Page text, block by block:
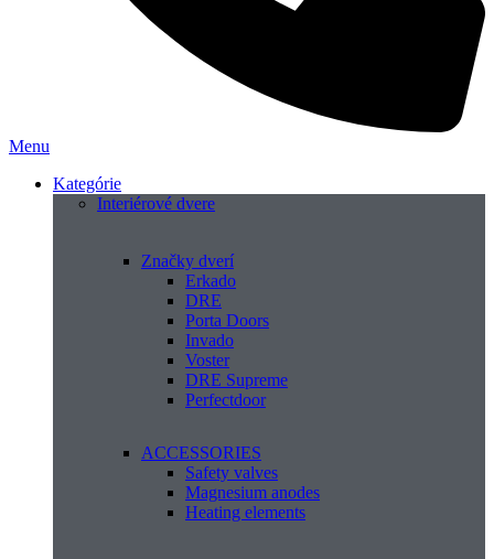
Menu
Kategórie
Interiérové dvere
Značky dverí
Erkado
DRE
Porta Doors
Invado
Voster
DRE Supreme
Perfectdoor
ACCESSORIES
Safety valves
Magnesium anodes
Heating elements